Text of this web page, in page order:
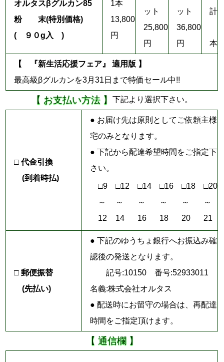
オルタスβグルカン85
粉 末(特別価格)
( ９０g入 )
1本
13,800
円
ット
25,800
円
ット
36,800
円
計
本
【 『新生活応援フェア』 適用版 】
最高級βグルカンを3月31日まで特価セール中!!
【 お支払い方法 】 下記より選択下さい。
□ 代金引換
(到着時払)
● お届け先は原則としてご依頼主様
宅のみとなります。
● 下記から配達希望時間をご指定下
さい。
□9
～
12
□12
～
14
□14
～
16
□16
～
18
□18
～
20
□20
～
21
□ 郵便振替
(先払い)
● 下記のゆうちょ銀行へお振込み確
認後の発送となります。
記号:10150 番号:52933011
名義:株式会社オルタス
● 配送時にお留守の場合は、再配達
時間をご指定頂けます。
【 通信欄 】